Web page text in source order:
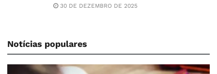
30 DE DEZEMBRO DE 2025
Notícias populares